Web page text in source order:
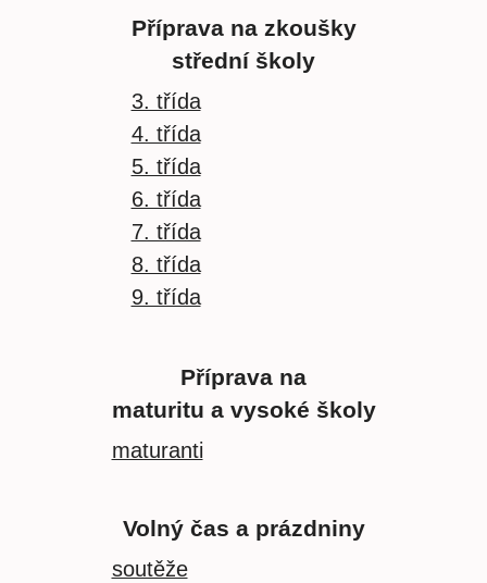
Příprava na zkoušky
střední školy
3. třída
4. třída
5. třída
6. třída
7. třída
8. třída
9. třída
Příprava na
maturitu a vysoké školy
maturanti
Volný čas a prázdniny
soutěže